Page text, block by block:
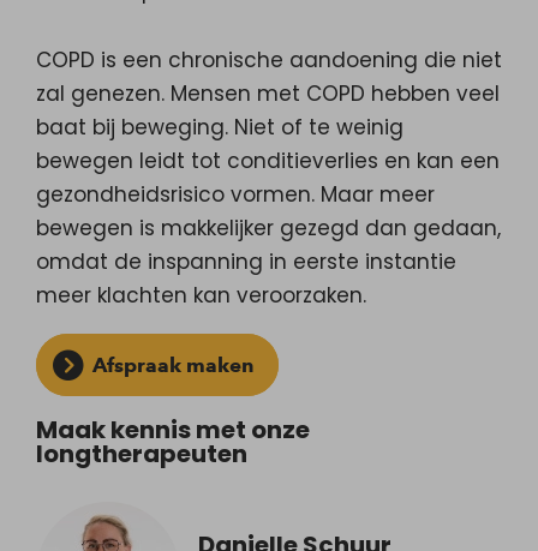
COPD is een chronische aandoening die niet
zal genezen. Mensen met COPD hebben veel
baat bij beweging. Niet of te weinig
bewegen leidt tot conditieverlies en kan een
gezondheidsrisico vormen. Maar meer
bewegen is makkelijker gezegd dan gedaan,
omdat de inspanning in eerste instantie
meer klachten kan veroorzaken.
Afspraak maken
Maak kennis met onze
longtherapeuten